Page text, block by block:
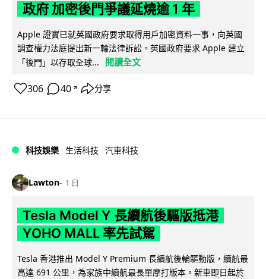
政府 加密後門爭議延燒逾 1 年
Apple 證實已就英國政府要求取得用戶加密資料一事，向英國
調查權力法庭提出新一輪法律訴訟。英國政府要求 Apple 建立
「後門」以存取全球...
閱讀全文
306 40 ↗ 分享
科技娛樂 生活科技 汽車科技
Lawton 1 日
Tesla Model Y 長續航後驅版抵港
YOHO MALL 率先試駕
Tesla 香港推出 Model Y Premium 長續航後輪驅動版，續航最
高達 691 公里，為家族中續航最長單摩打版本。新車即日起於